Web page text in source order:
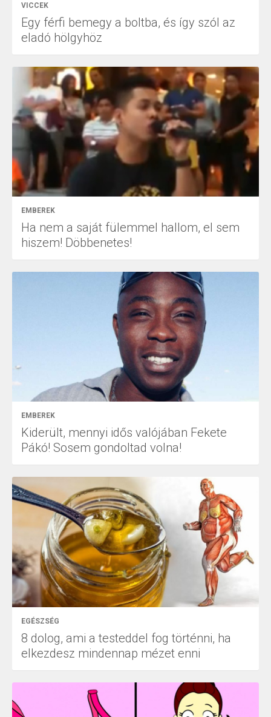
VICCEK
Egy férfi bemegy a boltba, és így szól az
eladó hölgyhöz
EMBEREK
Ha nem a saját fülemmel hallom, el sem
hiszem! Döbbenetes!
EMBEREK
Kiderült, mennyi idős valójában Fekete
Pákó! Sosem gondoltad volna!
EGÉSZSÉG
8 dolog, ami a testeddel fog történni, ha
elkezdesz mindennap mézet enni